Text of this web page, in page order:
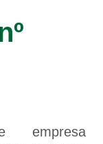
empresa